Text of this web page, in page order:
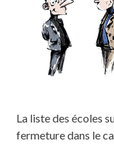
La liste des écoles
fermeture dans le